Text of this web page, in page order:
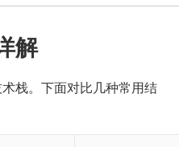
解
栈。下面对比几种常用结